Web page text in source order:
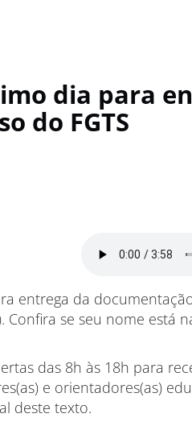
dia para
do FGTS
entrega da
se seu nome está
das 8h às 18h para
e orientadores(as)
deste texto.